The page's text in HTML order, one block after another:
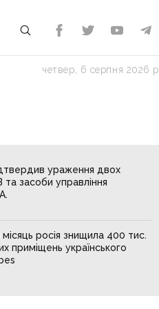
четвер, 6 серпня 2026 р.
ураження двох
та засоби управління
місяць росія знищила 400 тис.
приміщень українського